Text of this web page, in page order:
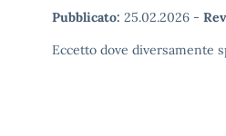
Pubblicato: 25.02.2026 -
Eccetto dove diversamente